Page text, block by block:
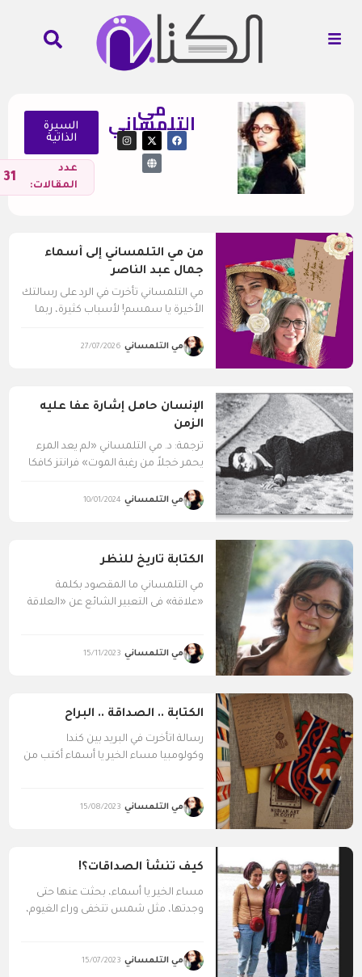
مي
التلمساني
السيرة
الذاتية
عدد
المقالات:
31
من مي التلمساني إلى أسماء
جمال عبد الناصر
مي التلمساني تأخرت في الرد على رسالتك
الأخيرة يا سمسم! لأسباب كثيرة، ربما
مي التلمساني 27/07/2026
الإنسان حامل إشارة عفا عليه
الزمن
ترجمة: د. مي التلمساني «لم يعد المرء
يحمر خجلاً من رغبة الموت» فرانتز كافكا
مي التلمساني 10/01/2024
الكتابة تاريخ للنظر
مي التلمساني ما المقصود بكلمة
«علاقة» فى التعبير الشائع عن «العلاقة
مي التلمساني 15/11/2023
الكتابة .. الصداقة .. البراح
رسالة اتأخرت في البريد بين كندا
وكولومبيا مساء الخير يا أسماء أكتب من
مي التلمساني 15/08/2023
كيف تنشأ الصداقات؟!
مساء الخير يا أسماء، بحثت عنها حتى
وجدتها، مثل شمس تتخفى وراء الغيوم،
مي التلمساني 15/07/2023